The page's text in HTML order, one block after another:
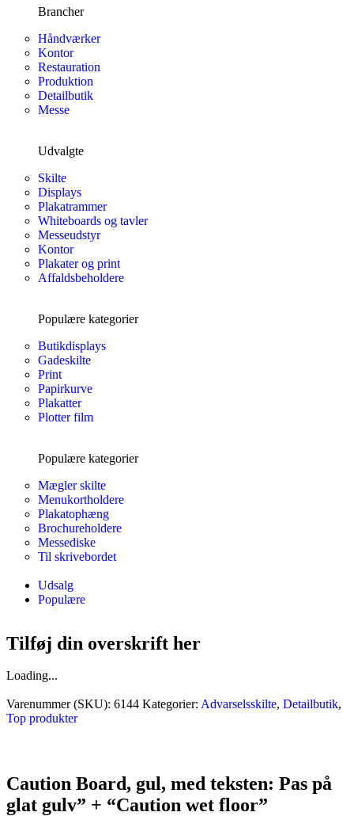
Brancher
Håndværker
Kontor
Restauration
Produktion
Detailbutik
Messe
Udvalgte
Skilte
Displays
Plakatrammer
Whiteboards og tavler
Messeudstyr
Kontor
Plakater og print
Affaldsbeholdere
Populære kategorier
Butikdisplays
Gadeskilte
Print
Papirkurve
Plakatter
Plotter film
Populære kategorier
Mægler skilte
Menukortholdere
Plakatophæng
Brochureholdere
Messediske
Til skrivebordet
Udsalg
Populære
Tilføj din overskrift her
Loading...
Varenummer (SKU): 6144 Kategorier: Advarselsskilte, Detailbutik,
Top produkter
Caution Board, gul, med teksten: Pas på
glat gulv” + “Caution wet floor”